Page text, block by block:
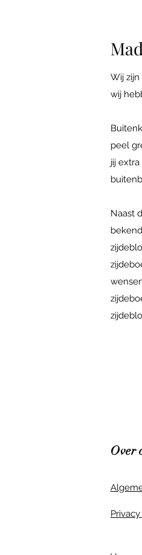
Wij
wij
peel
jij
Naast
Over